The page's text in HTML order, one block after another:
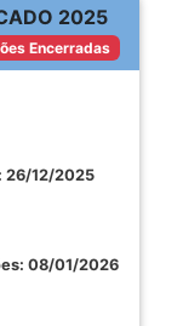
2025
Encerradas
26/12/2025
08/01/2026